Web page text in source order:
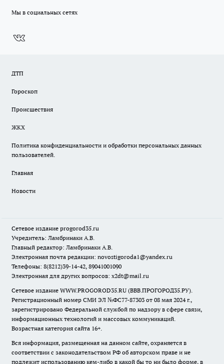
Мы в социальных сетях
ДТП
Гороскоп
Происшествия
ЖКХ
Политика конфиденциальности и обработки персональных данных
пользователей.
Главная
Новости
Сетевое издание progorod35.ru
Учредитель: Ламбринаки А.В.
Главный редактор: Ламбринаки А.В.
Электронная почта редакции: novostigoroda1@yandex.ru
Телефоны: 8(8212)39-14-42, 89041001090
Электронная для других вопросов: x2dt@mail.ru
Сетевое издание WWW.PROGOROD35.RU (ВВВ.ПРОГОРОД35.РУ).
Регистрационный номер СМИ ЭЛ №ФС77-87303 от 08 мая 2024 г.,
зарегистрировано Федеральной службой по надзору в сфере связи,
информационных технологий и массовых коммуникаций.
Возрастная категория сайта 16+.
Вся информация, размещенная на данном сайте, охраняется в
соответствии с законодательством РФ об авторском праве и не
подлежит использованию кем-либо в какой бы то ни было форме, в